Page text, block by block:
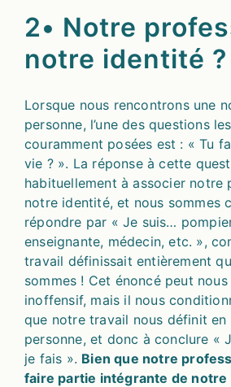
2• Notre
notre identité ?
Lorsque nous rencontrons une
personne, l’une des questions
couramment posées est : « Tu
vie ? ». La réponse à cette
habituellement à associer notre
notre identité, et nous sommes
répondre par « Je suis…
enseignante, médecin, etc. »,
travail définissait entièrement
sommes ! Cet énoncé peut
inoffensif, mais il nous
que notre travail nous définit en
personne, et donc à conclure «
je fais ». Bien que notre
faire partie intégrante de notre